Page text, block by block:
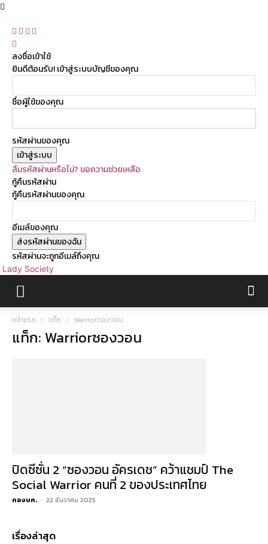
ลงชื่อเข้าใช้
ยินดีต้อนรับ! เข้าสู่ระบบบัญชีของคุณ
ชื่อผู้ใช้ของคุณ
รหัสผ่านของคุณ
ลืมรหัสผ่านหรือไม่? ขอความช่วยเหลือ
กู้คืนรหัสผ่าน
กู้คืนรหัสผ่านของคุณ
อีเมล์ของคุณ
รหัสผ่านจะถูกอีเมล์ถึงคุณ
Lady Society
หน้าแรก แท็ก Warriorซองวอน
แท็ก: Warriorซองวอน
ปิดซีซั่น 2 “ซองวอน อัครเดช” คว้าแชมป์ The
Social Warrior คนที่ 2 ของประเทศไทย
กองบก. - 22 ธันวาคม 2025
เรื่องล่าสุด